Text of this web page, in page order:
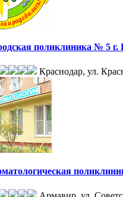
поликлиника № 5 г.
Краснодар, ул.